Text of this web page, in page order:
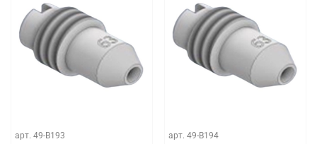
арт. 49-B193 арт. 49-B194